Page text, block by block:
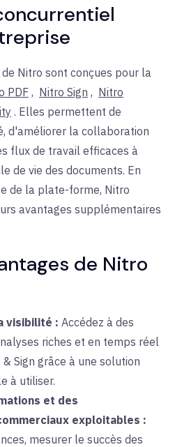
Nitro sont conçues pour la
PDF , Nitro Sign , Nitro
. Elles permettent de
d'améliorer la collaboration
flux de travail efficaces à
de vie des documents. En
de la plate-forme, Nitro
avantages supplémentaires
de Nitro
visibilité : Accédez à des
riches et en temps réel
Sign grâce à une solution
à utiliser.
et des
exploitables :
mesurer le succès des